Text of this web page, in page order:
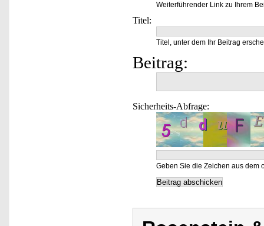
Weiterführender Link zu Ihrem
Titel:
Titel, unter dem Ihr Beitrag
Beitrag:
Sicherheits-Abfrage:
Geben Sie die Zeichen aus dem